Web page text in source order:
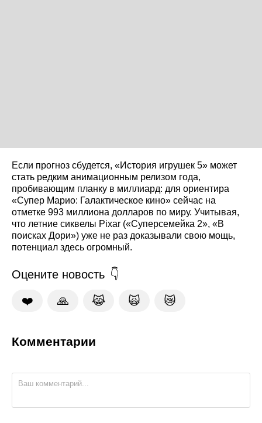
Если прогноз сбудется, «История игрушек 5» может
стать редким анимационным релизом года,
пробивающим планку в миллиард: для ориентира
«Супер Марио: Галактическое кино» сейчас на
отметке 993 миллиона долларов по миру. Учитывая,
что летние сиквелы Pixar («Суперсемейка 2», «В
поисках Дори») уже не раз доказывали свою мощь,
потенциал здесь огромный.
Оцените новость
❤️ 🙏 😹 🙀 😿
Комментарии